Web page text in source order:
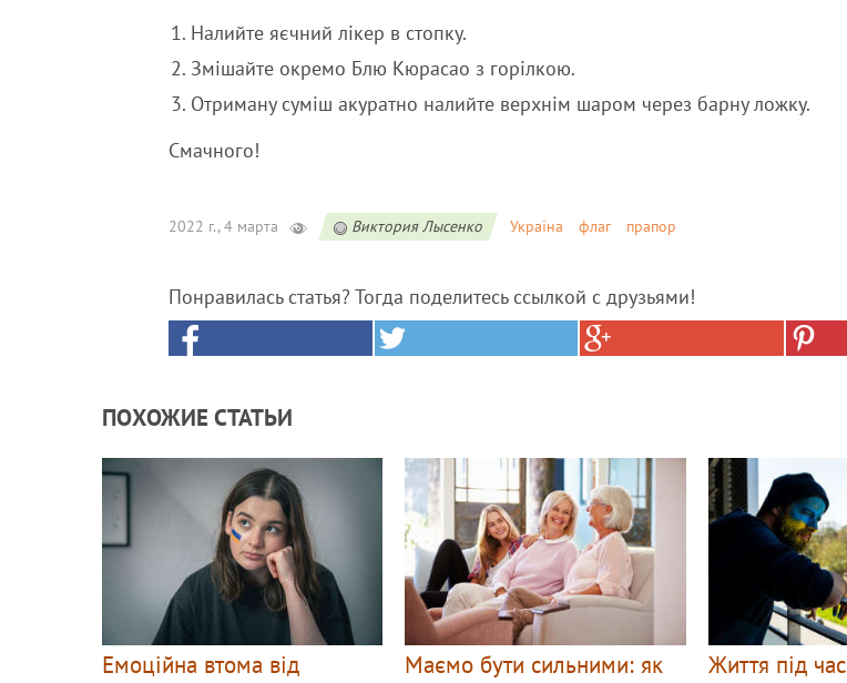
Налийте яєчний лікер в стопку.
Змішайте окремо Блю Кюрасао з горілкою.
Отриману суміш акуратно налийте верхнім шаром через барну ложку.
Смачного!
2022 г., 4 марта Виктория Лысенко Україна флаг прапор
Понравилась статья? Тогда поделитесь ссылкой с друзьями!
ПОХОЖИЕ СТАТЬИ
Емоційна втома від
Маємо бути сильними: як
Життя під час